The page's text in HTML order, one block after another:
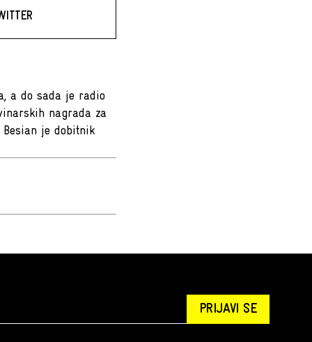
a do sada je radio
nagrada za
je dobitnik
PRIJAVI SE